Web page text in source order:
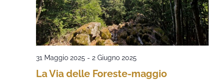
La Via delle Foreste-maggio
31 Maggio 2025 - 2 Giugno 2025